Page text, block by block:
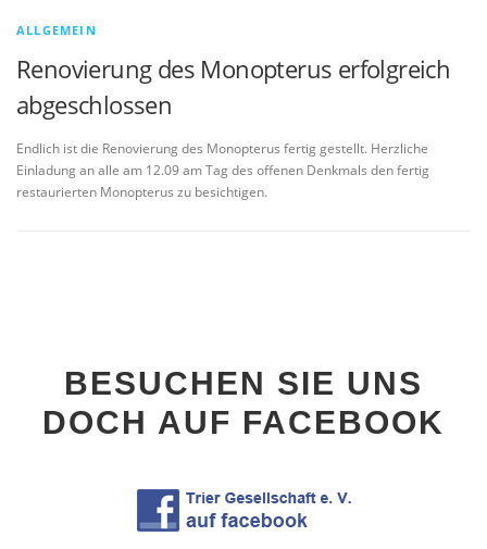
ALLGEMEIN
Renovierung des Monopterus erfolgreich
abgeschlossen
Endlich ist die Renovierung des Monopterus fertig gestellt. Herzliche
Einladung an alle am 12.09 am Tag des offenen Denkmals den fertig
restaurierten Monopterus zu besichtigen.
BESUCHEN SIE UNS
DOCH AUF FACEBOOK